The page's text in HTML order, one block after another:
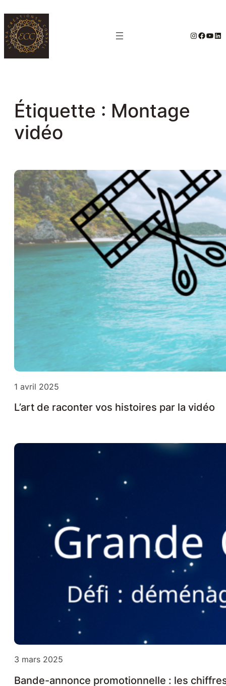
au
contenu
#
Étiquette : Montage
vidéo
1 avril 2025
L’art de raconter vos histoires par la vidéo
3 mars 2025
Bande-annonce promotionnelle : les